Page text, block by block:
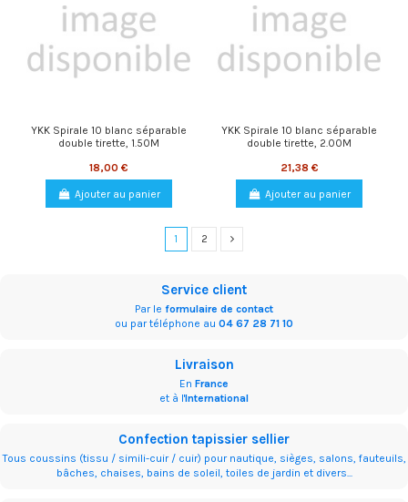
YKK Spirale 10 blanc séparable
double tirette, 1.50M
18,00 €
Ajouter au panier
YKK Spirale 10 blanc séparable
double tirette, 2.00M
21,38 €
Ajouter au panier
1 2
Service client
Par le formulaire de contact
ou par téléphone au 04 67 28 71 10
Livraison
En France
et à l'International
Confection tapissier sellier
Tous coussins (tissu / simili-cuir / cuir) pour nautique, sièges, salons, fauteuils,
bâches, chaises, bains de soleil, toiles de jardin et divers...